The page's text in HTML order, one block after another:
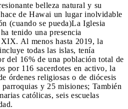
belleza natural y su
de Hawai un lugar inolvidable
(cuando se pueda)La Iglesia
tenido una presencia
Al menos hasta 2019, la
todas las islas, tenía
del 16% de una población total de
por 116 sacerdotes en activo, la
órdenes religiosas o de diócesis
y 25 misiones; También
católicas, seis escuelas